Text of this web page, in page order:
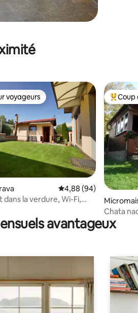
71 commentaires
voyageurs
voyageurs
Note moyenne de
4,88 (94)
la verdure, Wi-Fi,
Coup
Coup
Chata
avantageux